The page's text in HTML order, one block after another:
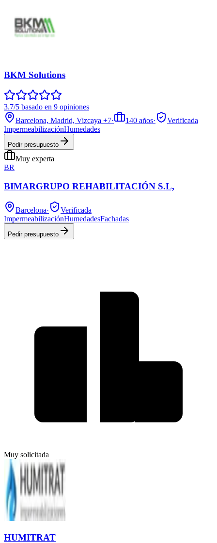
BKM Solutions
3.7/5 basado en 9 opiniones
Barcelona, Madrid, Vizcaya +7· 140 años·
Verificada
ImpermeabilizaciónHumedades
Pedir presupuesto
Muy experta
BR
BIMARGRUPO REHABILITACIÓN S.L,
Barcelona·
Verificada
ImpermeabilizaciónHumedadesFachadas
Pedir presupuesto
Muy solicitada
HUMITRAT